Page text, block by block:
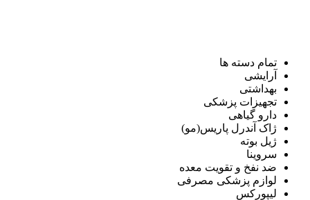
تمام دسته ها
آرایشی
بهداشتی
تجهیزات پزشکی
دارو گیاهی
ژاک آندرل پاریس(مو)
ژیل بوته
سروینا
ضد نفخ و تقویت معده
لوازم پزشکی مصرفی
لیپورکس